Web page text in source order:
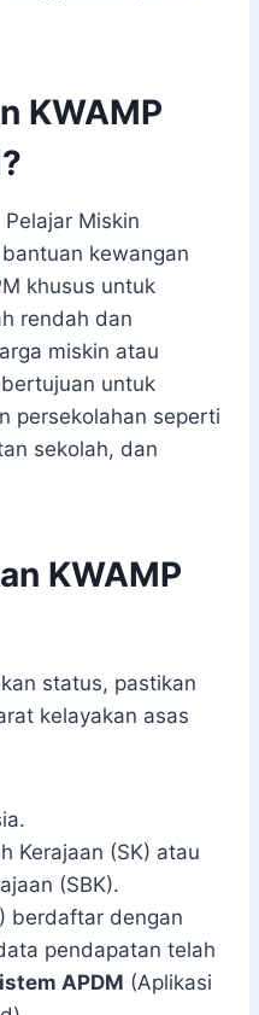
KWAMP
Miskin
kewangan
khusus untuk
rendah dan
miskin atau
untuk
persekolahan seperti
sekolah, dan
KWAMP
status, pastikan
kelayakan asas
Kerajaan (SK) atau
(SBK).
berdaftar dengan
pendapatan telah
APDM (Aplikasi